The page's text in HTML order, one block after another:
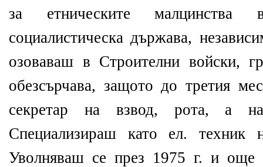
за етническите малцинства
социалистическа държава,
озоваваш в Строителни войски,
обезсърчава, защото до третия
секретар на взвод, рота, а
Специализираш като ел. техник
Уволняваш се през 1975 г. и още